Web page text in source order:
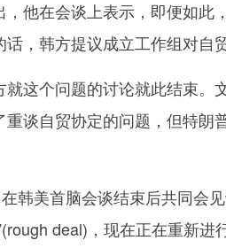
在会谈上表示，即便如此
，韩方提议成立工作组对自
个问题的讨论就此结束。
重谈自贸协定的问题，但特朗
美首脑会谈结束后共同会见
deal)，现在正在重新进